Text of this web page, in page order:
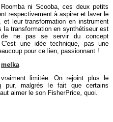
ni Scooba, ces deux petits
respectivement à aspirer et laver le
leur transformation en instrument
la transformation en synthétiseur est
de ne pas se servir du concept
une idée technique, pas une
pour ce lien, passionnant !
melka
limitée. On rejoint plus le
pur, malgrés le fait que certains
aimer le son FisherPrice, quoi.